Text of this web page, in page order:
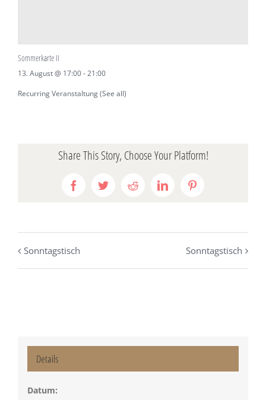
Sommerkarte II
13. August @ 17:00-21:00
Recurring Veranstaltung(See all)
Share This Story, Choose Your Platform!
FacebookTwitterRedditLinkedInPinterest
Sonntagstisch Sonntagstisch
Details
Datum: